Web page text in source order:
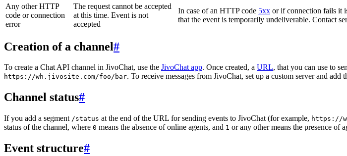
Any other HTTP
code or connection
error
The request cannot be accepted
at this time. Event is not
accepted
In case of an HTTP code 5xx or if connection fails it
that the event is temporarily undeliverable. Contact
Creation of a channel#
To create a Chat API channel in JivoChat, use the JivoChat app. Once created, a URL, that you can use to
https://wh.jivosite.com/foo/bar. To receive messages from JivoChat, set up a custom server and
Channel status#
If you add a segment /status at the end of the URL for sending events to JivoChat (for example, https://
status of the channel, where 0 means the absence of online agents, and 1 or any other means the presence of
Event structure#